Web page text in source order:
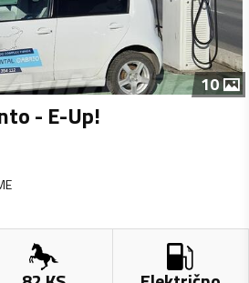
10
- E-Up!